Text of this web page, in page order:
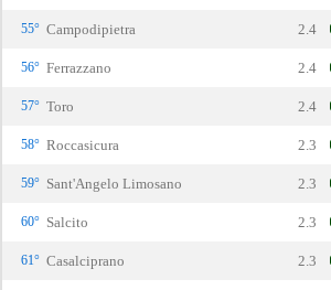
55° Campodipietra 2.4
56° Ferrazzano 2.4
57° Toro 2.4
58° Roccasicura 2.3
59° Sant'Angelo Limosano 2.3
60° Salcito 2.3
61° Casalciprano 2.3